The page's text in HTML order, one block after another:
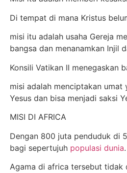
Di tempat di mana Kristus
misi itu adalah usaha Gereja
bangsa dan menanamkan Injil
Konsili Vatikan II menegaskan
misi adalah menciptakan
Yesus dan bisa menjadi saksi
MISI DI AFRICA
Dengan 800 juta penduduk di
bagi sepertujuh populasi dunia.
Agama di africa tersebut tidak